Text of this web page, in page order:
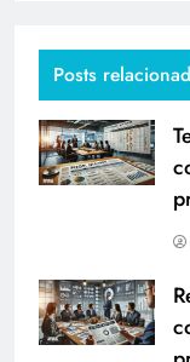
Posts